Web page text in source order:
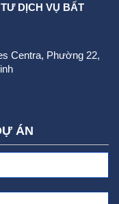
DỊCH VỤ BẤT
Centra, Phường 22,
ÁN